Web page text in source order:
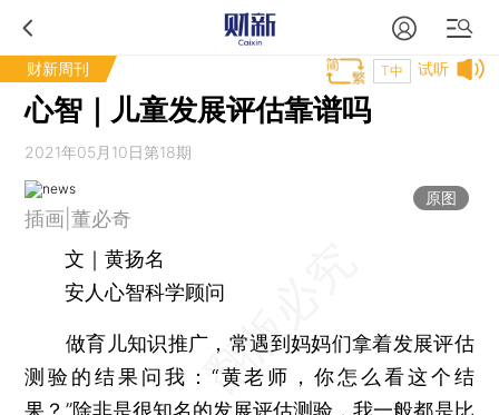
财新周刊 试听
T中
心智｜儿童发展评估靠谱吗
2021年05月10日第18期
原图
插画|董必奇
文｜黄扬名
安人心智科学顾问
做育儿知识推广，常遇到妈妈们拿着发展评估
测验的结果问我：“黄老师，你怎么看这个结
果？”除非是很知名的发展评估测验，我一般都是比